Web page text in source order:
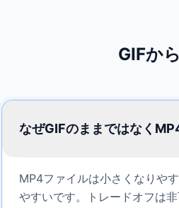
GIFか
なぜGIFのままではなく
MP4ファイルは小さくなりや
やすいです。トレードオフは